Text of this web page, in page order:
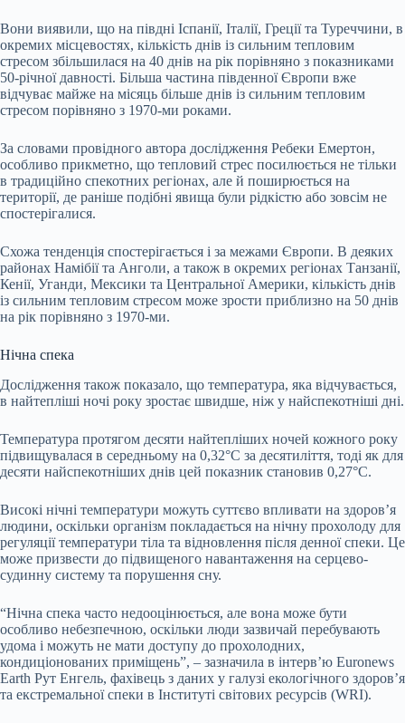
Вони виявили, що на півдні Іспанії, Італії, Греції та Туреччини, в
окремих місцевостях, кількість днів із сильним тепловим
стресом збільшилася на 40 днів на рік порівняно з показниками
50-річної давності. Більша частина південної Європи вже
відчуває майже на місяць більше днів із сильним тепловим
стресом порівняно з 1970-ми роками.
За словами провідного автора дослідження Ребеки Емертон,
особливо прикметно, що тепловий стрес посилюється не тільки
в традиційно спекотних регіонах, але й поширюється на
території, де раніше подібні явища були рідкістю або зовсім не
спостерігалися.
Схожа тенденція спостерігається і за межами Європи. В деяких
районах Намібії та Анголи, а також в окремих регіонах Танзанії,
Кенії, Уганди, Мексики та Центральної Америки, кількість днів
із сильним тепловим стресом може зрости приблизно на 50 днів
на рік порівняно з 1970-ми.
Нічна спека
Дослідження також показало, що температура, яка відчувається,
в найтепліші ночі року зростає швидше, ніж у найспекотніші дні.
Температура протягом десяти найтепліших ночей кожного року
підвищувалася в середньому на 0,32°C за десятиліття, тоді як для
десяти найспекотніших днів цей показник становив 0,27°C.
Високі нічні температури можуть суттєво впливати на здоров’я
людини, оскільки організм покладається на нічну прохолоду для
регуляції температури тіла та відновлення після денної спеки. Це
може призвести до підвищеного навантаження на серцево-
судинну систему та порушення сну.
“Нічна спека часто недооцінюється, але вона може бути
особливо небезпечною, оскільки люди зазвичай перебувають
удома і можуть не мати доступу до прохолодних,
кондиціонованих приміщень”, – зазначила в інтерв’ю Euronews
Earth Рут Енгель, фахівець з даних у галузі екологічного здоров’я
та екстремальної спеки в Інституті світових ресурсів (WRI).